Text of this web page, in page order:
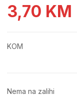
3,70 KM
KOM
Nema na zalihi